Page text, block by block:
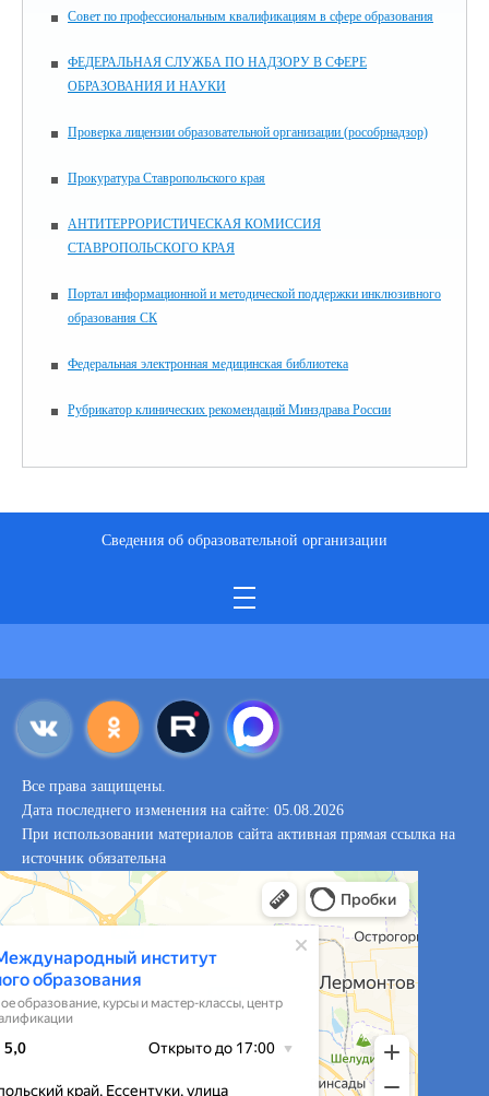
Совет по профессиональным квалификациям в сфере образования
ФЕДЕРАЛЬНАЯ СЛУЖБА ПО НАДЗОРУ В СФЕРЕ
ОБРАЗОВАНИЯ И НАУКИ
Проверка лицензии образовательной организации (рособрнадзор)
Прокуратура Ставропольского края
АНТИТЕРРОРИСТИЧЕСКАЯ КОМИССИЯ
СТАВРОПОЛЬСКОГО КРАЯ
Портал информационной и методической поддержки инклюзивного
образования СК
Федеральная электронная медицинская библиотека
Рубрикатор клинических рекомендаций Минздрава России
Сведения об образовательной организации
Все права защищены.
Дата последнего изменения на сайте: 05.08.2026
При использовании материалов сайта активная прямая ссылка на
источник обязательна